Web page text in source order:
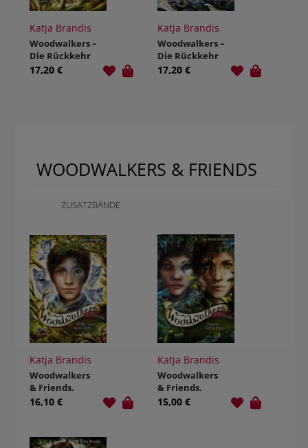
Katja Brandis
Woodwalkers –
Die Rückkehr
(Staffel 2, Band
17,20 €
Katja Brandis
Woodwalkers –
Die Rückkehr
(Staffel 2, Band
17,20 €
WOODWALKERS & FRIENDS
ZUSATZBÄNDE
Katja Brandis
Woodwalkers
& Friends.
Wilder Kater,
16,10 €
Katja Brandis
Woodwalkers
& Friends.
Katzige
15,00 €